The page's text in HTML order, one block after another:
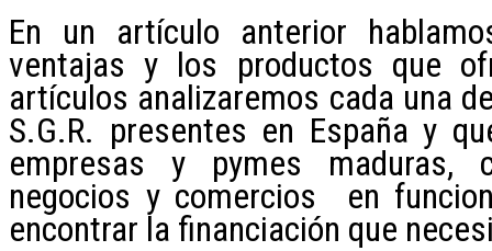
En un artículo anterior
ventajas y los productos que
artículos analizaremos cada una
S.G.R. presentes en España y
empresas y pymes maduras,
negocios y comercios en
encontrar la financiación que